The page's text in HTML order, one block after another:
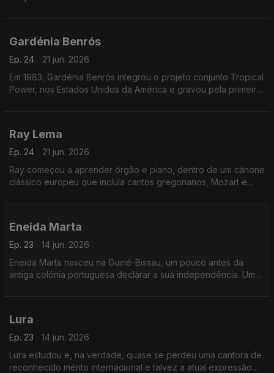
Gardénia Benrós
Ep. 24
21 jun. 2026
Em 1983, Gardénia Benrós integrou o projeto conjunto Tropical
Power, nos Estados Unidos da América e gravou pela primeira
Ray Lema
Ep. 24
21 jun. 2026
Ray começou a aprender órgão e piano, dentro de um cânone
clássico europeu que incluía cantos gregorianos, Mozart e
Eneida Marta
Ep. 23
14 jun. 2026
Eneida Marta nasceu na Guiné-Bissau, um pouco antes da
antiga colónia portuguesa declarar a sua independência. Uma
Lura
Ep. 23
14 jun. 2026
Lura estudou e, na verdade, quase se perdeu uma cantora de
reconhecido mérito internacional e talvez a atual expressão